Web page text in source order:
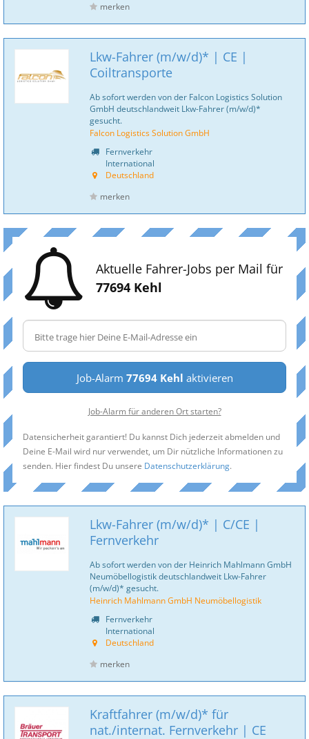
merken
Lkw-Fahrer (m/w/d)* | CE |
Coiltransporte
Ab sofort werden von der Falcon Logistics Solution
GmbH deutschlandweit Lkw-Fahrer (m/w/d)*
gesucht.
Falcon Logistics Solution GmbH
Fernverkehr
International
Deutschland
merken
Aktuelle Fahrer-Jobs per Mail für
77694 Kehl
Job-Alarm 77694 Kehl aktivieren
Job-Alarm für anderen Ort starten?
Datensicherheit garantiert! Du kannst Dich jederzeit abmelden und
Deine E-Mail wird nur verwendet, um Dir nützliche Informationen zu
senden. Hier findest Du unsere Datenschutzerklärung.
Lkw-Fahrer (m/w/d)* | C/CE |
Fernverkehr
Ab sofort werden von der Heinrich Mahlmann GmbH
Neumöbellogistik deutschlandweit Lkw-Fahrer
(m/w/d)* gesucht.
Heinrich Mahlmann GmbH Neumöbellogistik
Fernverkehr
International
Deutschland
merken
Kraftfahrer (m/w/d)* für
nat./internat. Fernverkehr | CE